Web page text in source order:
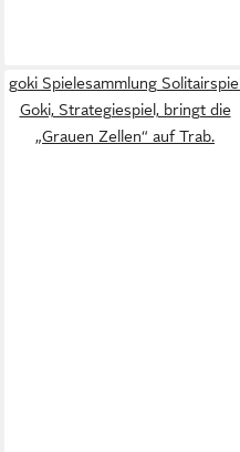
goki Spielesammlung Solitairspiel
Goki, Strategiespiel, bringt die
„Grauen Zellen“ auf Trab.